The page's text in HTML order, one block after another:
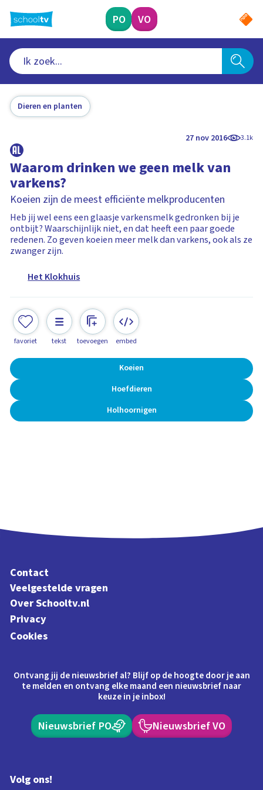
naar
hoofdinhoud
PO VO
Dieren en planten
27 nov 2016 3.1k
Waarom drinken we geen melk van
varkens?
Koeien zijn de meest efficiënte melkproducenten
Heb jij wel eens een glaasje varkensmelk gedronken bij je
ontbijt? Waarschijnlijk niet, en dat heeft een paar goede
redenen. Zo geven koeien meer melk dan varkens, ook als ze
zwanger zijn.
Het Klokhuis
favoriet tekst toevoegen embed
Koeien
Hoefdieren
Holhoornigen
Contact
Veelgestelde vragen
Over Schooltv.nl
Privacy
Cookies
Ontvang jij de nieuwsbrief al? Blijf op de hoogte door je aan
te melden en ontvang elke maand een nieuwsbrief naar
keuze in je inbox!
Nieuwsbrief PO Nieuwsbrief VO
Volg ons!